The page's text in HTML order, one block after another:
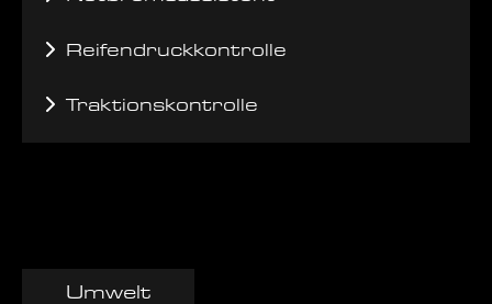
Reifendruckkontrolle
Traktionskontrolle
Umwelt